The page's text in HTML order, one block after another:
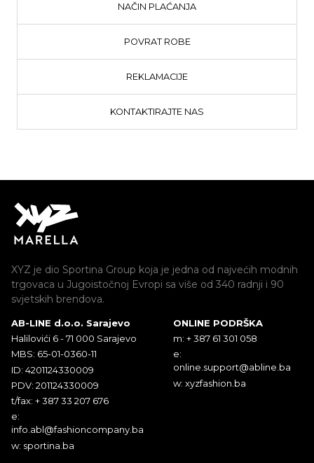
NAČIN PLAĆANJA
POVRAT ROBE
REKLAMACIJE
KONTAKTIRAJTE NAS
XYZ je dio Sportina Group koja je jedna od najvećih modnih
trgovaca u Jugoistočnoj Evropi sa više od 340 radnji i 90
svjetskih brendova.
AB-LINE d.o.o. Sarajevo
Halilovići 6 - 71 000 Sarajevo
MBS: 65-01-0360-11
ID: 4201124330009
PDV: 201124330009
t/fax: + 387 33 207 676
e:
info.abl@fashioncompany.ba
w: sportina.ba
ONLINE PODRŠKA
m: + 387 61 301 058
e:
online.support@abline.ba
w: xyzfashion.ba